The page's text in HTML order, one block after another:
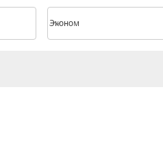
Класс option Эконом Selected
Эконом
keyboard_arrow_down